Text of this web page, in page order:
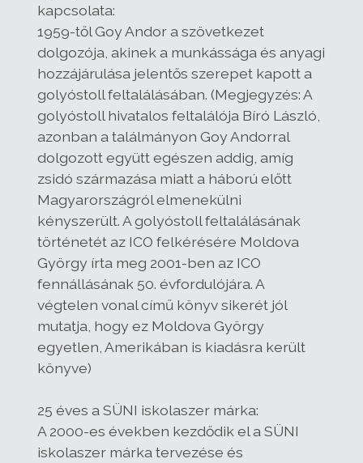
kapcsolata:
1959-től Goy Andor a szövetkezet
dolgozója, akinek a munkássága és anyagi
hozzájárulása jelentős szerepet kapott a
golyóstoll feltalálásában. (Megjegyzés: A
golyóstoll hivatalos feltalálója Bíró László,
azonban a találmányon Goy Andorral
dolgozott együtt egészen addig, amíg
zsidó származása miatt a háború előtt
Magyarországról elmenekülni
kényszerült. A golyóstoll feltalálásának
történetét az ICO felkérésére Moldova
György írta meg 2001-ben az ICO
fennállásának 50. évfordulójára. A
végtelen vonal című könyv sikerét jól
mutatja, hogy ez Moldova György
egyetlen, Amerikában is kiadásra került
könyve)
25 éves a SÜNI iskolaszer márka:
A 2000-es években kezdődik el a SÜNI
iskolaszer márka tervezése és